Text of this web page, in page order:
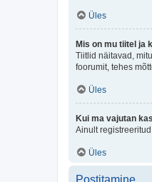
Üles
Mis on mu tiitel ja
Tiitlid näitavad,
foorumit, tehes
Üles
Kui ma vajutan
Ainult
Üles
Postitamine